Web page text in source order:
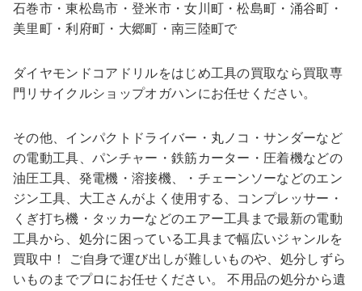
石巻市・東松島市・登米市・女川町・松島町・涌谷町・
美里町・利府町・大郷町・南三陸町で
ダイヤモンドコアドリルをはじめ工具の買取なら買取専
門リサイクルショップオガハンにお任せください。
その他、インパクトドライバー・丸ノコ・サンダーなど
の電動工具、パンチャー・鉄筋カーター・圧着機などの
油圧工具、発電機・溶接機、・チェーンソーなどのエン
ジン工具、大工さんがよく使用する、コンプレッサー・
くぎ打ち機・タッカーなどのエアー工具まで最新の電動
工具から、処分に困っている工具まで幅広いジャンルを
買取中！ ご自身で運び出しが難しいものや、処分しずら
いものまでプロにお任せください。 不用品の処分から遺